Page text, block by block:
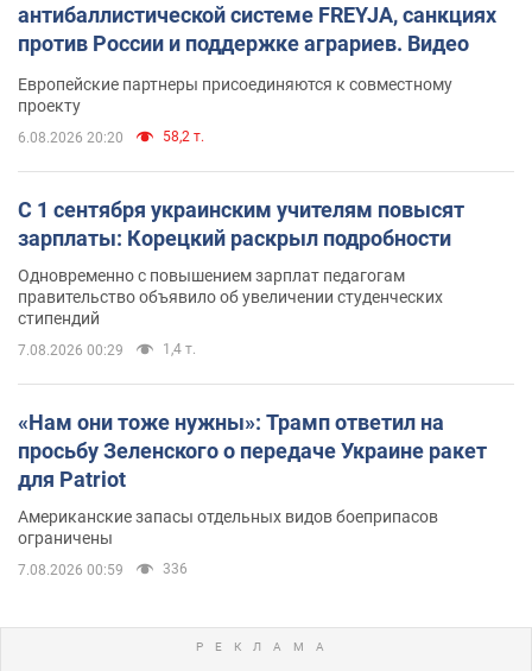
антибаллистической системе FREYJA, санкциях
против России и поддержке аграриев. Видео
Европейские партнеры присоединяются к совместному
проекту
6.08.2026 20:20 58,2 т.
С 1 сентября украинским учителям повысят
зарплаты: Корецкий раскрыл подробности
Одновременно с повышением зарплат педагогам
правительство объявило об увеличении студенческих
стипендий
7.08.2026 00:29 1,4 т.
«Нам они тоже нужны»: Трамп ответил на
просьбу Зеленского о передаче Украине ракет
для Patriot
Американские запасы отдельных видов боеприпасов
ограничены
7.08.2026 00:59 336